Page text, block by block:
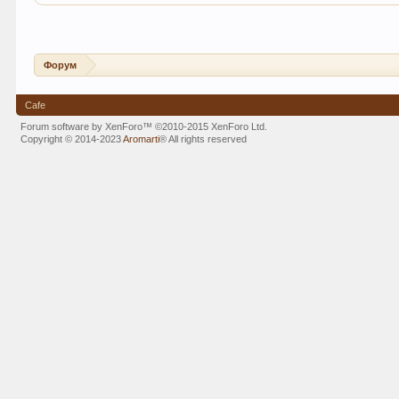
Форум
Cafe
Forum software by XenForo™©2010-2015 XenForo Ltd.
Copyright © 2014-2023Aromarti®All rights reserved